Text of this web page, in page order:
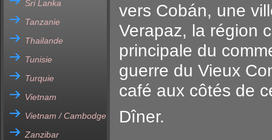
Sri Lanka
Tanzanie
Thailande
Tunisie
Turquie
Vietnam
Vietnam / Cambodge
Zanzibar
vers Cobán, une
Verapaz, la région
principale du
guerre du Vieux
café aux côtés de
Dîner.